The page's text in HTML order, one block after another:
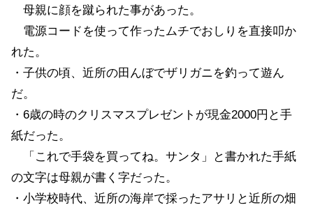
母親に顔を蹴られた事があった。
電源コードを使って作ったムチでおしりを直接叩か
れた。
・子供の頃、近所の田んぼでザリガニを釣って遊ん
だ。
・6歳の時のクリスマスプレゼントが現金2000円と手
紙だった。
「これで手袋を買ってね。サンタ」と書かれた手紙
の文字は母親が書く字だった。
・小学校時代、近所の海岸で採ったアサリと近所の畑